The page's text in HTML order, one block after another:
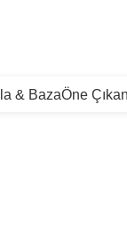
& BazaÖne